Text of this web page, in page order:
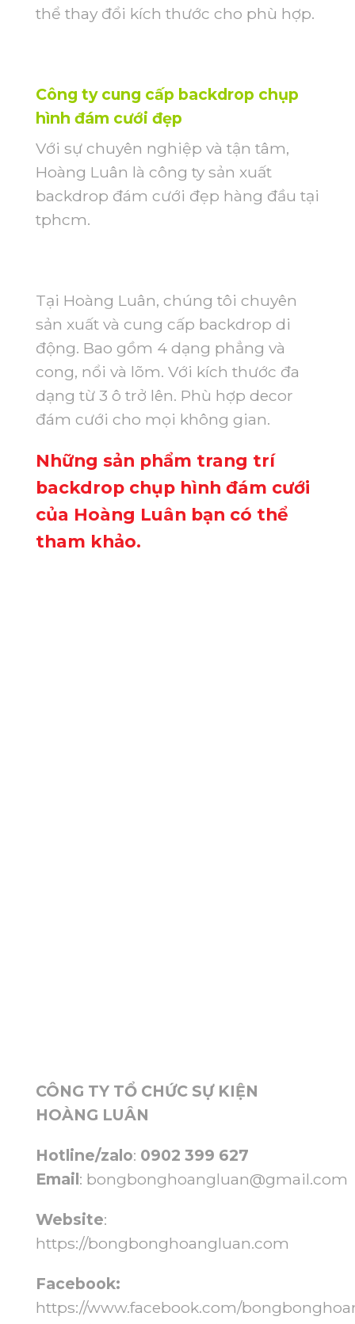
thể thay đổi kích thước cho phù hợp.
Công ty cung cấp backdrop chụp
hình đám cưới đẹp
Với sự chuyên nghiệp và tận tâm,
Hoàng Luân là công ty sản xuất
backdrop đám cưới đẹp hàng đầu tại
tphcm.
Tại Hoàng Luân, chúng tôi chuyên
sản xuất và cung cấp backdrop di
động. Bao gồm 4 dạng phẳng và
cong, nổi và lõm. Với kích thước đa
dạng từ 3 ô trở lên. Phù hợp decor
đám cưới cho mọi không gian.
Những sản phẩm trang trí
backdrop chụp hình đám cưới
của Hoàng Luân bạn có thể
tham khảo.
CÔNG TY TỔ CHỨC SỰ KIỆN
HOÀNG LUÂN
Hotline/zalo: 0902 399 627
Email: bongbonghoangluan@gmail.com
Website:
https://bongbonghoangluan.com
Facebook:
https://www.facebook.com/